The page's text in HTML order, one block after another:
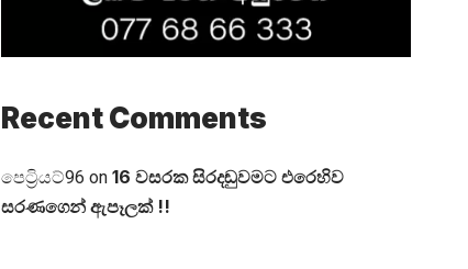
Recent Comments
පෙට්‍රියට්96 on 16 වසරක සිරදඬුවමට එරෙහිව
සරණගෙන් ඇපෑලක් !!